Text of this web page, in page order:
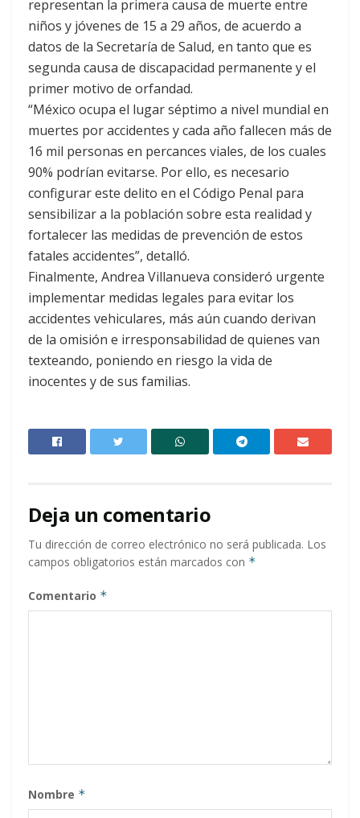
representan la primera causa de muerte entre
niños y jóvenes de 15 a 29 años, de acuerdo a
datos de la Secretaría de Salud, en tanto que es
segunda causa de discapacidad permanente y el
primer motivo de orfandad.
“México ocupa el lugar séptimo a nivel mundial en
muertes por accidentes y cada año fallecen más de
16 mil personas en percances viales, de los cuales
90% podrían evitarse. Por ello, es necesario
configurar este delito en el Código Penal para
sensibilizar a la población sobre esta realidad y
fortalecer las medidas de prevención de estos
fatales accidentes”, detalló.
Finalmente, Andrea Villanueva consideró urgente
implementar medidas legales para evitar los
accidentes vehiculares, más aún cuando derivan
de la omisión e irresponsabilidad de quienes van
texteando, poniendo en riesgo la vida de
inocentes y de sus familias.
Deja un comentario
Tu dirección de correo electrónico no será publicada. Los
campos obligatorios están marcados con *
Comentario *
Nombre *